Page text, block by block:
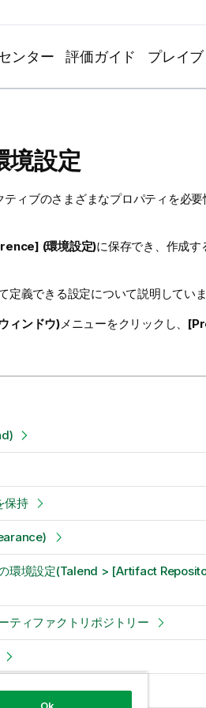
ンター 評価ガイド プレイブ
境設定
ィブのさまざまなプロパティを必
(環境設定)に保存でき、作成
義できる設定について説明していま
ィンドウ)メニューをクリックし、
保持
環境設定(Talend > [Artifact
ティファクトリポジトリー
Documentation)